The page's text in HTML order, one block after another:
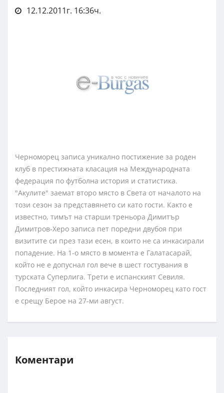
12.12.2011г. 16:36ч.
Черноморец записа уникално постижение за роден
клуб в престижната класация на Международната
федерация по футболна история и статистика.
"Акулите" заемат второ място в Света от началото на
този сезон за представянето си като гости. Както е
известно, тимът на старши треньора Димитър
Димитров-Херо записа пет поредни двубоя при
визитите си през тази есен, в които не са инкасирали
попадение. На 1-о място в момента е Галатасарай,
който не е допуснал гол вече в шест гостувания в
турската Суперлига. Трети е испанският Севиля.
Последният гол, който инкасира Черноморец като гост
е срещу Берое на 27-ми август.
Коментари